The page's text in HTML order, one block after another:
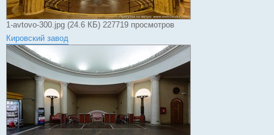
1-avtovo-300.jpg (24.6 КБ) 227719 просмотров
Кировский завод